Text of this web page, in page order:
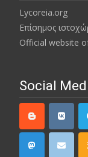
Lycoreia.org
Επίσημος
Official website
Social